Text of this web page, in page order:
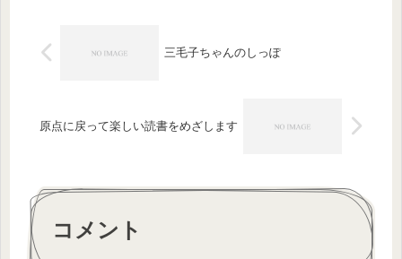
三毛子ちゃんのしっぽ
原点に戻って楽しい読書をめざします
コメント